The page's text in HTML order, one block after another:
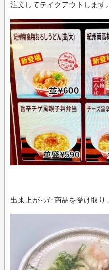
注文してテイクアウトします。
出来上がった商品を受け取り